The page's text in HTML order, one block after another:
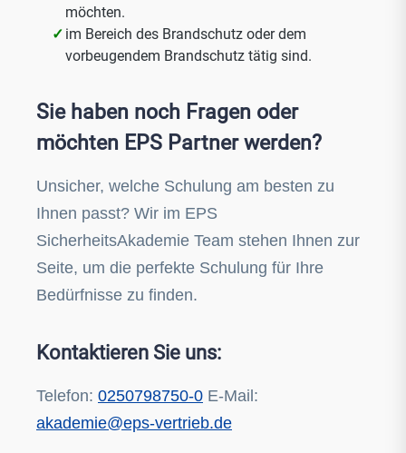
möchten.
im Bereich des Brandschutz oder dem
vorbeugendem Brandschutz tätig sind.
Sie haben noch Fragen oder
möchten EPS Partner werden?
Unsicher, welche Schulung am besten zu
Ihnen passt? Wir im EPS
SicherheitsAkademie Team stehen Ihnen zur
Seite, um die perfekte Schulung für Ihre
Bedürfnisse zu finden.
Kontaktieren Sie uns:
Telefon: 0250798750-0 E-Mail:
akademie@eps-vertrieb.de